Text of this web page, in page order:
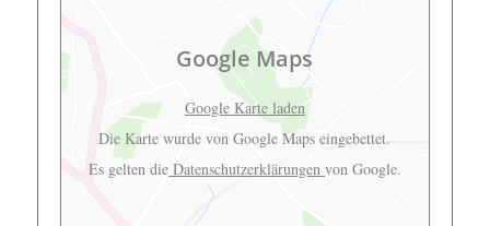
Google Maps
Google Karte laden
Die Karte wurde von Google Maps eingebettet.
Es gelten dieDatenschutzerklärungen von Google.